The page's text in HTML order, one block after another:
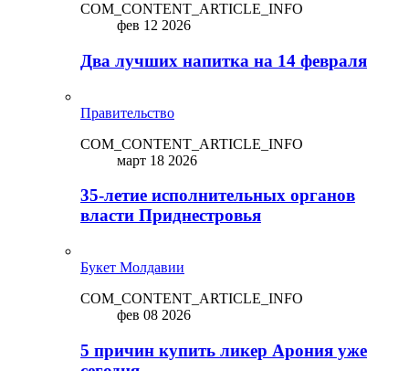
COM_CONTENT_ARTICLE_INFO
фев 12 2026
Два лучших напитка на 14 февраля
Правительство
COM_CONTENT_ARTICLE_INFO
март 18 2026
35-летие исполнительных органов
власти Приднестровья
Букет Молдавии
COM_CONTENT_ARTICLE_INFO
фев 08 2026
5 причин купить ликep Арония уже